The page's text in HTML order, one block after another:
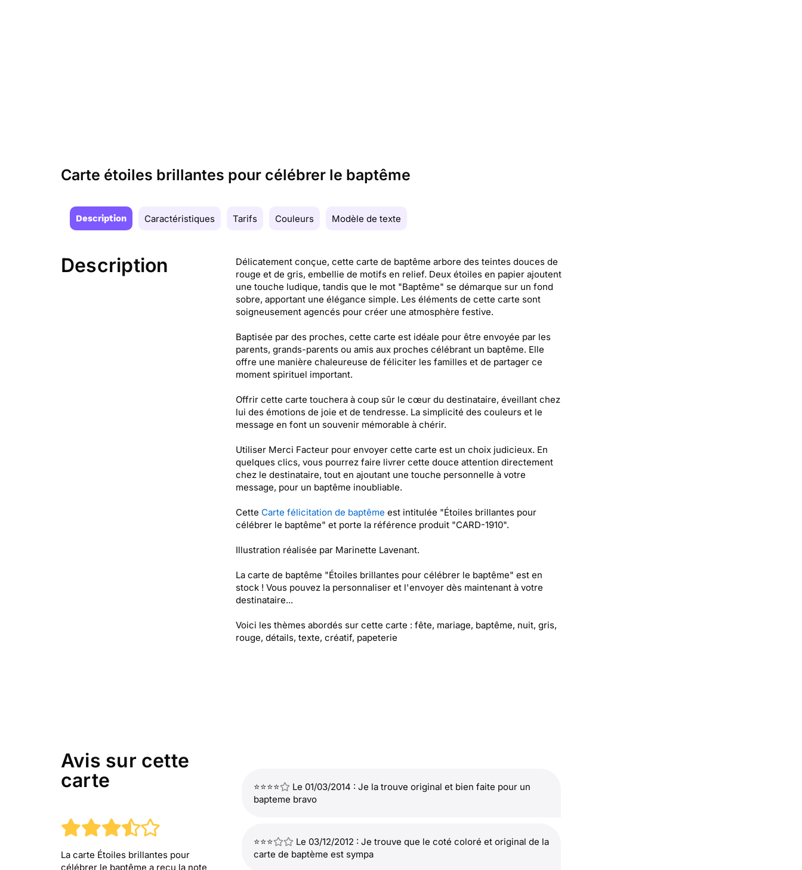
Carte étoiles brillantes pour célébrer le baptême
Description Caractéristiques Tarifs Couleurs Modèle de texte
Description
Délicatement conçue, cette carte de baptême arbore des teintes douces de
rouge et de gris, embellie de motifs en relief. Deux étoiles en papier ajoutent
une touche ludique, tandis que le mot "Baptême" se démarque sur un fond
sobre, apportant une élégance simple. Les éléments de cette carte sont
soigneusement agencés pour créer une atmosphère festive.
Baptisée par des proches, cette carte est idéale pour être envoyée par les
parents, grands-parents ou amis aux proches célébrant un baptême. Elle
offre une manière chaleureuse de féliciter les familles et de partager ce
moment spirituel important.
Offrir cette carte touchera à coup sûr le cœur du destinataire, éveillant chez
lui des émotions de joie et de tendresse. La simplicité des couleurs et le
message en font un souvenir mémorable à chérir.
Utiliser Merci Facteur pour envoyer cette carte est un choix judicieux. En
quelques clics, vous pourrez faire livrer cette douce attention directement
chez le destinataire, tout en ajoutant une touche personnelle à votre
message, pour un baptême inoubliable.
Cette Carte félicitation de baptême est intitulée "Étoiles brillantes pour
célébrer le baptême" et porte la référence produit "CARD-1910".
Illustration réalisée par Marinette Lavenant.
La carte de baptême "Étoiles brillantes pour célébrer le baptême" est en
stock ! Vous pouvez la personnaliser et l'envoyer dès maintenant à votre
destinataire...
Voici les thèmes abordés sur cette carte : fête, mariage, baptême, nuit, gris,
rouge, détails, texte, créatif, papeterie
Avis sur cette
carte
La carte Étoiles brillantes pour
célébrer le baptême a reçu la note
⭐⭐⭐⭐
Le 01/03/2014 : Je la trouve original et bien faite pour un
bapteme bravo
⭐⭐⭐
Le 03/12/2012 : Je trouve que le coté coloré et original de la
carte de baptème est sympa